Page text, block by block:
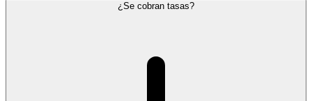
¿Se cobran tasas?